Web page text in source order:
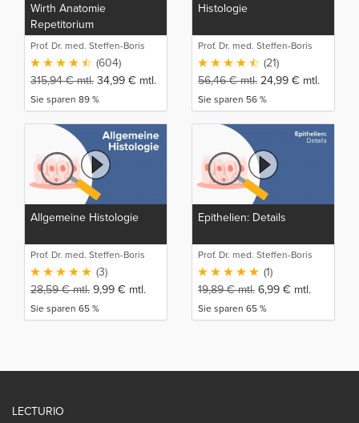
Wirth Anatomie
Repetitorium
Prof. Dr. med. Steffen-Boris
Wirth (1)
(604)
315,94€mtl. 34,99 € mtl.
Sie sparen 89 %
Histologie
Prof. Dr. med. Steffen-Boris
Wirth (1)
(21)
56,46€mtl. 24,99 € mtl.
Sie sparen 56 %
Allgemeine Histologie
Prof. Dr. med. Steffen-Boris
Wirth (1)
(3)
28,59€mtl. 9,99 € mtl.
Sie sparen 65 %
Epithelien: Details
Prof. Dr. med. Steffen-Boris
Wirth (1)
(1)
19,89€mtl. 6,99 € mtl.
Sie sparen 65 %
LECTURIO